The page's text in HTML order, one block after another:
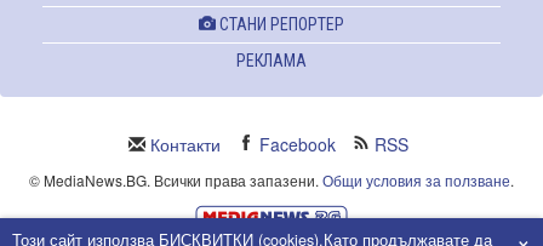
СТАНИ РЕПОРТЕР
РЕКЛАМА
Контакти Facebook RSS
© MediaNews.BG. Всички права запазени.Общи условия за ползване.
Този сайт използва БИСКВИТКИ (cookies).Като продължавате да